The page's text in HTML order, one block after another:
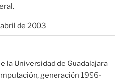
de 2003
la Universidad de Guadalajara
generación 1996-